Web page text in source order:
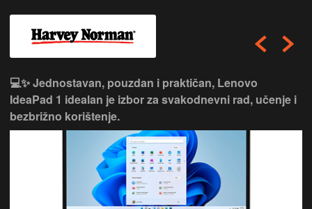
💻✨ Jednostavan, pouzdan i praktičan, Lenovo
IdeaPad 1 idealan je izbor za svakodnevni rad, učenje i
bezbrižno korištenje.